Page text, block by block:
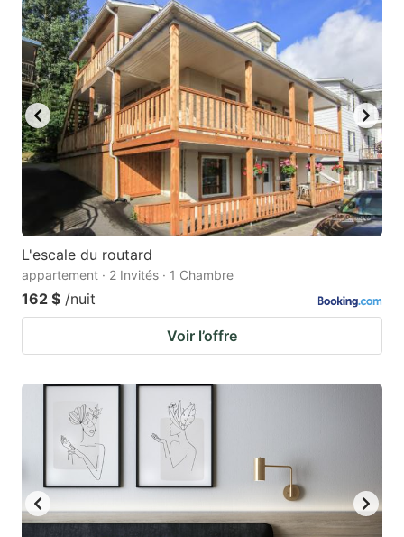
L'escale du routard
appartement · 2 Invités · 1 Chambre
162 $ /nuit
Voir l’offre